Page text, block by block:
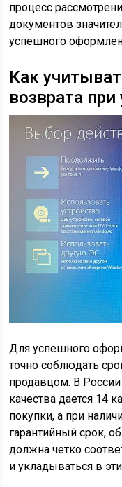
процесс
документов
успешного
Как
возврата
Для успешного
точно соблюдать
продавцом. В
качества дается 14
покупки, а при
гарантийный срок,
должна четко
и укладываться в